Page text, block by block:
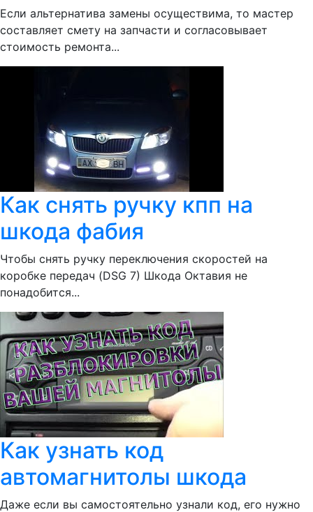
Если альтернатива замены осуществима, то мастер
составляет смету на запчасти и согласовывает
стоимость ремонта...
Как снять ручку кпп на
шкода фабия
Чтобы снять ручку переключения скоростей на
коробке передач (DSG 7) Шкода Октавия не
понадобится...
Как узнать код
автомагнитолы шкода
Даже если вы самостоятельно узнали код, его нужно